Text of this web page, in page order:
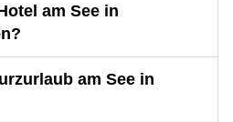
am See in
am See in